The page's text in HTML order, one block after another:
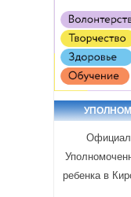
ребенка в